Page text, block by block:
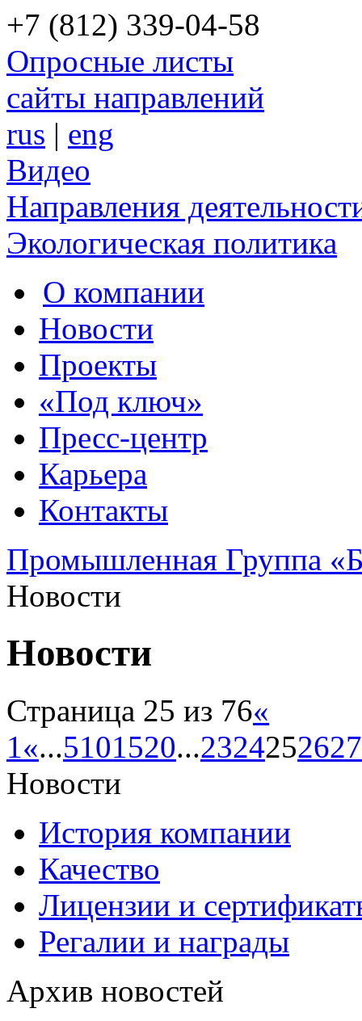
+7 (812) 339-04-58
Опросные листы
сайты направлений
rus | eng
Видео
Направления
Экологическая политика
О компании
Новости
Проекты
«Под ключ»
Пресс-центр
Карьера
Контакты
Промышленная Группа
Новости
Новости
Страница 25 из 76«
1«...5101520...2324252627
Новости
История компании
Качество
Лицензии и
Регалии и награды
Архив новостей